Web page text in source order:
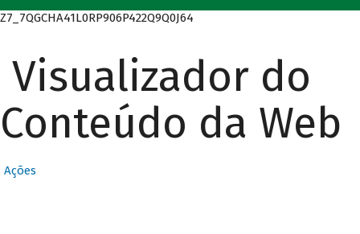
Z7_7QGCHA41L0RP906P422Q9Q0J64
Visualizador do
Conteúdo da Web
Ações